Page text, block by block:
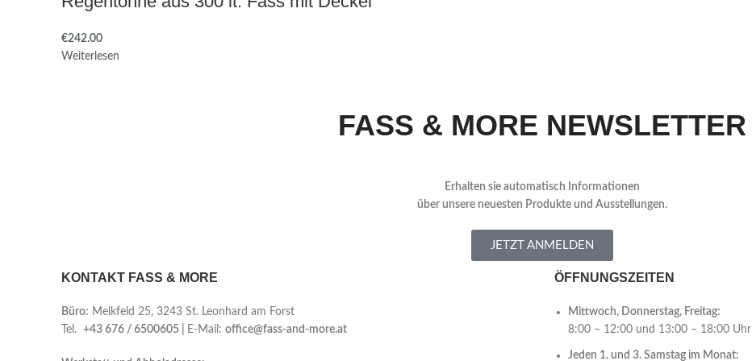
€
Weiterlesen
FASS & MORE NEWSLETTER
Erhalten sie automatisch Informationen
über unsere neuesten Produkte und Ausstellungen.
JETZT ANMELDEN
KONTAKT FASS & MORE
Büro: Melkfeld 25, 3243 St. Leonhard am Forst
Tel. +43 676 / 6500605 | E-Mail: office@fass-and-more.at
ÖFFNUNGSZEITEN
Mittwoch, Donnerstag, Freitag:
8:00 – 12:00 und 13:00 – 18:00 Uhr
Jeden 1. und 3. Samstag im Monat: